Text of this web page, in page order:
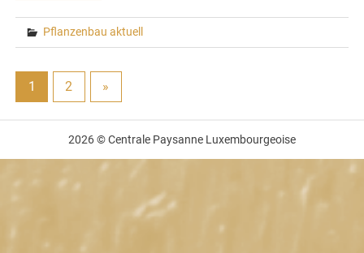
Pflanzenbau aktuell
1 2 »
2026 © Centrale Paysanne Luxembourgeoise